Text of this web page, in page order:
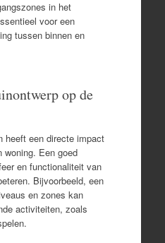
in het
voor een
tussen binnen en
op de
heeft een directe impact
woning. Een goed
en functionaliteit van
Bijvoorbeeld, een
en zones kan
activiteiten, zoals